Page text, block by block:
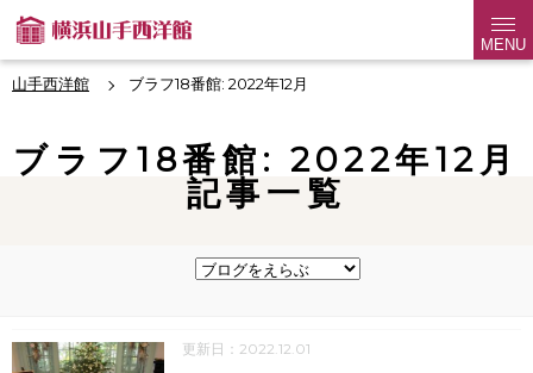
MENU
山手西洋館 ブラフ18番館: 2022年12月
ブラフ18番館: 2022年12月
記事一覧
更新日：2022.12.01